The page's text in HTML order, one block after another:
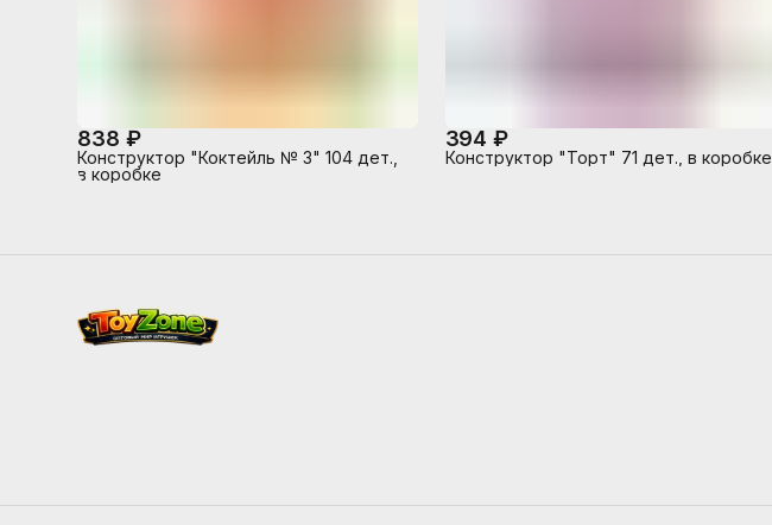
838 ₽
Конструктор "Коктейль № 3" 104 дет.,
в коробке
394 ₽
Конструктор "Торт" 71 дет., в коробке